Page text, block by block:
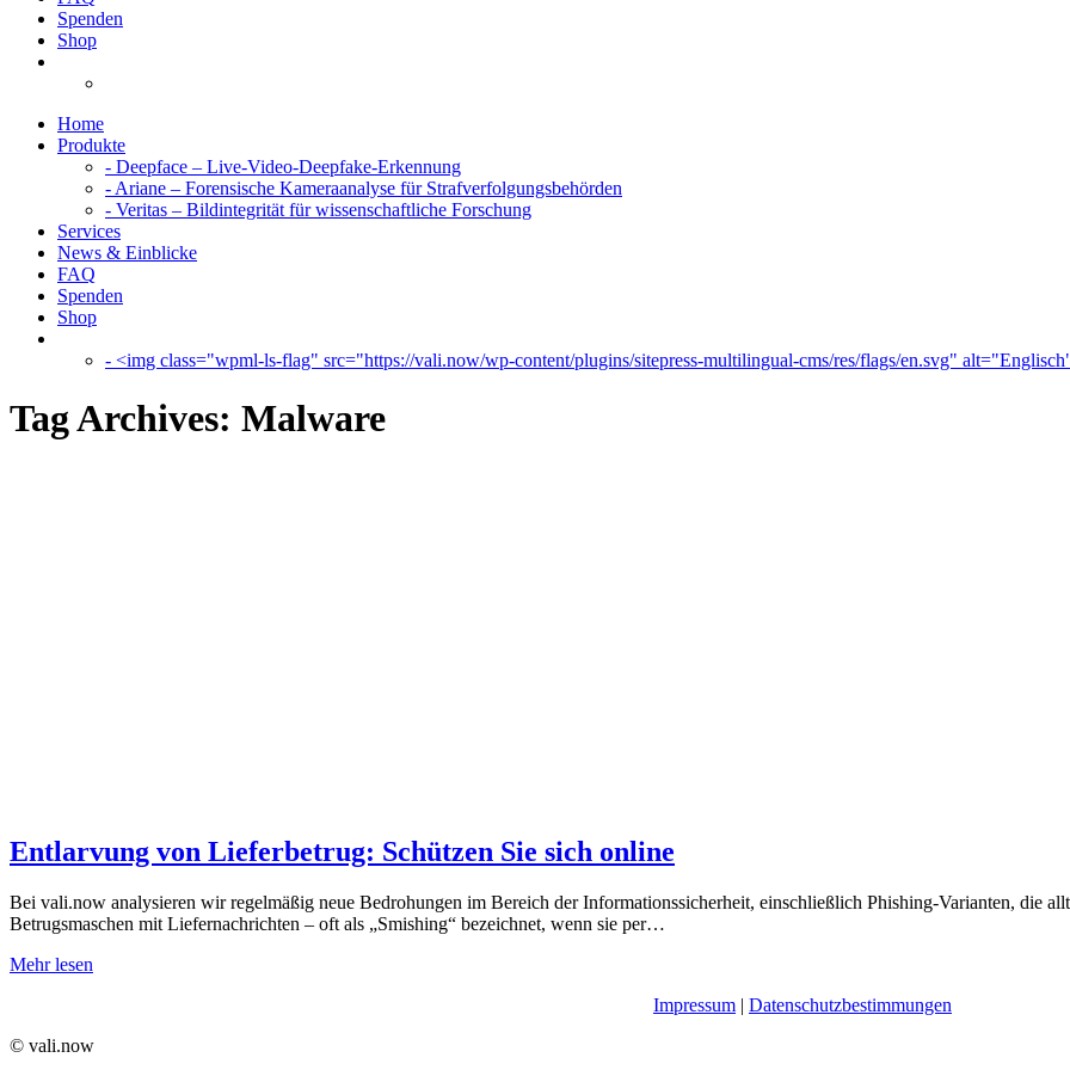
Spenden
Shop
Home
Produkte
- Deepface – Live-Video-Deepfake-Erkennung
- Ariane – Forensische Kameraanalyse für Strafverfolgungsbehörden
- Veritas – Bildintegrität für wissenschaftliche Forschung
Services
News & Einblicke
FAQ
Spenden
Shop
- <img class="wpml-ls-flag" src="https://vali.now/wp-content/plugins/sitepress-multilingual-cms/res/flags/en.svg"
Tag Archives: Malware
Entlarvung von Lieferbetrug: Schützen Sie sich online
Bei vali.now analysieren wir regelmäßig neue Bedrohungen im Bereich der Informationssicherheit, einschließlich Phishing-Varianten, die
Betrugsmaschen mit Liefernachrichten – oft als „Smishing“ bezeichnet, wenn sie per…
Mehr lesen
Impressum | Datenschutzbestimmungen
©️ vali.now